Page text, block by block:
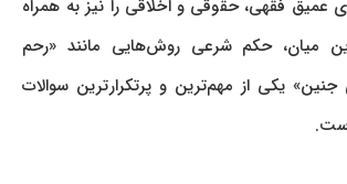
فقهی، حقوقی و اخلاقی را نیز به همراه
میان، حکم شرعی روش‌هایی مانند «رحم
یکی از مهم‌ترین و پرتکرارترین سوالات